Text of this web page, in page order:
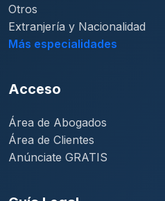
Otros
Extranjería y Nacionalidad
Más especialidades
Acceso
Área de Abogados
Área de Clientes
Anúnciate GRATIS